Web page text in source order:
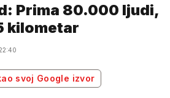
Prima 80.000 ljudi,
kilometar
svoj Google izvor